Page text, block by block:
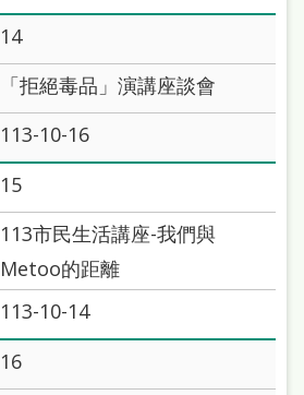
14
「拒絕毒品」演講座談會
113-10-16
15
113市民生活講座-我們與
Metoo的距離
113-10-14
16